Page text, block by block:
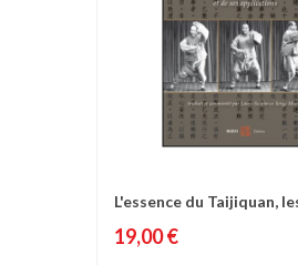
Comparer
L'essence du Taijiquan,
19,00 €